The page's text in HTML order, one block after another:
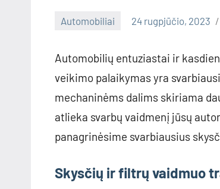
Automobiliai 24 rugpjūčio, 2023
Automobilių entuziastai ir
veikimo palaikymas yra
mechaninėms dalims skiriama
atlieka svarbų vaidmenį jūsų
panagrinėsime svarbiausius
Skysčių ir filtrų vaidmuo